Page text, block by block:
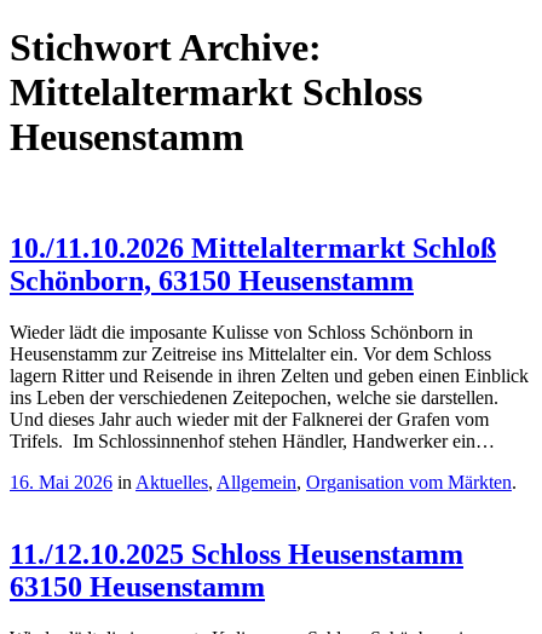
Stichwort Archive:
Mittelaltermarkt Schloss
Heusenstamm
10./11.10.2026 Mittelaltermarkt Schloß
Schönborn, 63150 Heusenstamm
Wieder lädt die imposante Kulisse von Schloss Schönborn in
Heusenstamm zur Zeitreise ins Mittelalter ein. Vor dem Schloss
lagern Ritter und Reisende in ihren Zelten und geben einen Einblick
ins Leben der verschiedenen Zeitepochen, welche sie darstellen.
Und dieses Jahr auch wieder mit der Falknerei der Grafen vom
Trifels. Im Schlossinnenhof stehen Händler, Handwerker ein…
16. Mai 2026 in Aktuelles, Allgemein, Organisation vom Märkten.
11./12.10.2025 Schloss Heusenstamm
63150 Heusenstamm